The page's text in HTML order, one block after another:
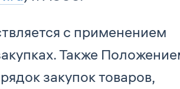
с применением
Также
закупок товаров,